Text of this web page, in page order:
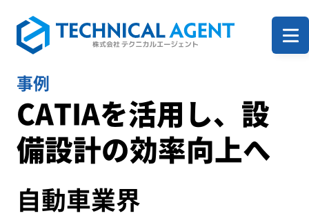
ホーム
企業案内
サービス一覧
事例
CATIAを活用し、設
備設計の効率向上へ
自動車業界